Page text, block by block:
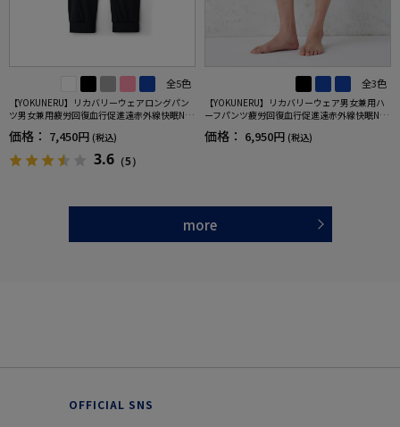
全5色
【YOKUNERU】リカバリーウェアロングパン
ツ男女兼用疲労回復血行促進遠赤外線快眠NA
NOMIX(R)【一般医療機器】SS～LLサイズ
価格： 7,450円 (税込)
3.6 （5）
全3色
【YOKUNERU】リカバリーウェア男女兼用ハ
ーフパンツ疲労回復血行促進遠赤外線快眠NA
NOMIX(R)【一般医療機器】SS～LLサイズ
価格： 6,950円 (税込)
more
OFFICIAL SNS